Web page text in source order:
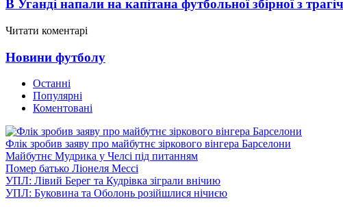
В Уганді напали на капітана футбольної збірної з
Читати коментарі
Новини футболу
Останні
Популярні
Коментовані
Флік зробив заяву про майбутнє зіркового вінгера Барселони
Майбутнє Мудрика у Челсі під питанням
Помер батько Ліонеля Мессі
УПЛ: Лівий Берег та Кудрівка зіграли внічию
УПЛ: Буковина та Оболонь розійшлися нічиєю